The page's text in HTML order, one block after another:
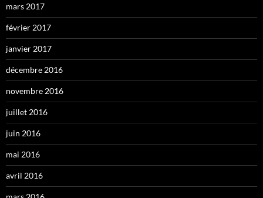
mars 2017
février 2017
janvier 2017
décembre 2016
novembre 2016
juillet 2016
juin 2016
mai 2016
avril 2016